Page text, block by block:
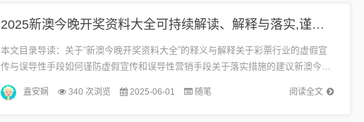
2025新澳今晚开奖资料大全可持续解读、解释与落实,谨防误导的手段
本文目录导读：关于“新澳今晚开奖资料大全”的释义与解释关于彩票行业的虚假宣
传与误导性手段如何谨防虚假宣传和误导性营销手段关于落实措施的建议新澳今晚
开奖资料大全”及如何谨防误导性宣传手段的探讨新澳今晚开奖资料大全”的释...
阅读全文
盍安娴 340 次浏览 2025-06-01 随笔